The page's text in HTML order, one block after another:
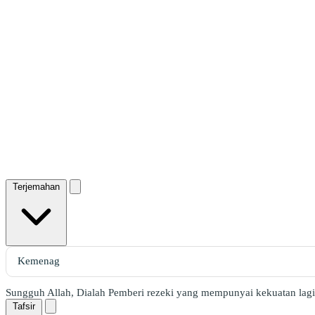
Terjemahan
Sungguh Allah, Dialah Pemberi rezeki yang mempunyai kekuatan
Tafsir